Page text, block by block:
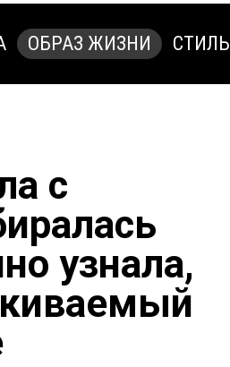
ОБРАЗ ЖИЗНИ СТИЛЬ
с
узнала,